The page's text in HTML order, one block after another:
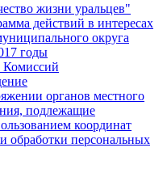
жизни уральцев"
действий в интересах
округа
годы
Комиссий
органов местного
подлежащие
координат
обработки персональных